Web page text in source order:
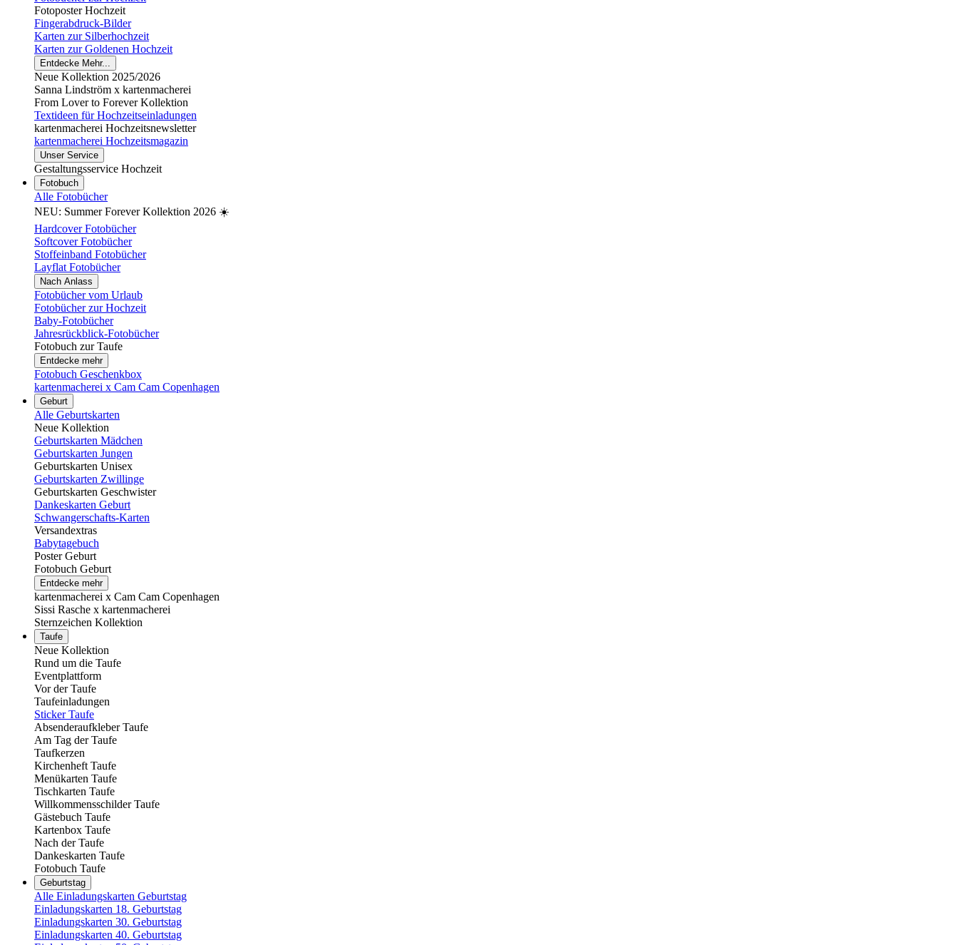
Fotoposter Hochzeit
Fingerabdruck-Bilder
Karten zur Silberhochzeit
Karten zur Goldenen Hochzeit
Entdecke Mehr...
Neue Kollektion 2025/2026
Sanna Lindström x kartenmacherei
From Lover to Forever Kollektion
Textideen für Hochzeitseinladungen
kartenmacherei Hochzeitsnewsletter
kartenmacherei Hochzeitsmagazin
Unser Service
Gestaltungsservice Hochzeit
Fotobuch
Alle Fotobücher
NEU: Summer Forever Kollektion 2026 ☀️
Hardcover Fotobücher
Softcover Fotobücher
Stoffeinband Fotobücher
Layflat Fotobücher
Nach Anlass
Fotobücher vom Urlaub
Fotobücher zur Hochzeit
Baby-Fotobücher
Jahresrückblick-Fotobücher
Fotobuch zur Taufe
Entdecke mehr
Fotobuch Geschenkbox
kartenmacherei x Cam Cam Copenhagen
Geburt
Alle Geburtskarten
Neue Kollektion
Geburtskarten Mädchen
Geburtskarten Jungen
Geburtskarten Unisex
Geburtskarten Zwillinge
Geburtskarten Geschwister
Dankeskarten Geburt
Schwangerschafts-Karten
Versandextras
Babytagebuch
Poster Geburt
Fotobuch Geburt
Entdecke mehr
kartenmacherei x Cam Cam Copenhagen
Sissi Rasche x kartenmacherei
Sternzeichen Kollektion
Taufe
Neue Kollektion
Rund um die Taufe
Eventplattform
Vor der Taufe
Taufeinladungen
Sticker Taufe
Absenderaufkleber Taufe
Am Tag der Taufe
Taufkerzen
Kirchenheft Taufe
Menükarten Taufe
Tischkarten Taufe
Willkommensschilder Taufe
Gästebuch Taufe
Kartenbox Taufe
Nach der Taufe
Dankeskarten Taufe
Fotobuch Taufe
Geburtstag
Alle Einladungskarten Geburtstag
Einladungskarten 18. Geburtstag
Einladungskarten 30. Geburtstag
Einladungskarten 40. Geburtstag